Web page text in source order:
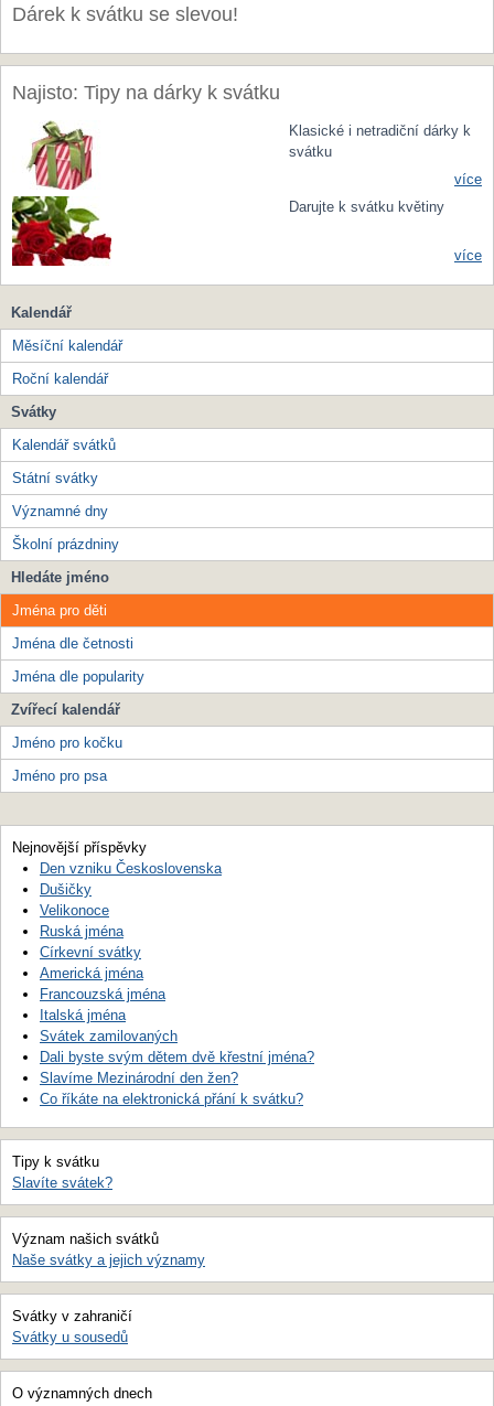
Dárek k svátku se slevou!
Najisto: Tipy na dárky k svátku
Klasické i netradiční dárky k
svátku
více
Darujte k svátku květiny
více
Kalendář
Měsíční kalendář
Roční kalendář
Svátky
Kalendář svátků
Státní svátky
Významné dny
Školní prázdniny
Hledáte jméno
Jména pro děti
Jména dle četnosti
Jména dle popularity
Zvířecí kalendář
Jméno pro kočku
Jméno pro psa
Nejnovější příspěvky
Den vzniku Československa
Dušičky
Velikonoce
Ruská jména
Církevní svátky
Americká jména
Francouzská jména
Italská jména
Svátek zamilovaných
Dali byste svým dětem dvě křestní jména?
Slavíme Mezinárodní den žen?
Co říkáte na elektronická přání k svátku?
Tipy k svátku
Slavíte svátek?
Význam našich svátků
Naše svátky a jejich významy
Svátky v zahraničí
Svátky u sousedů
O významných dnech